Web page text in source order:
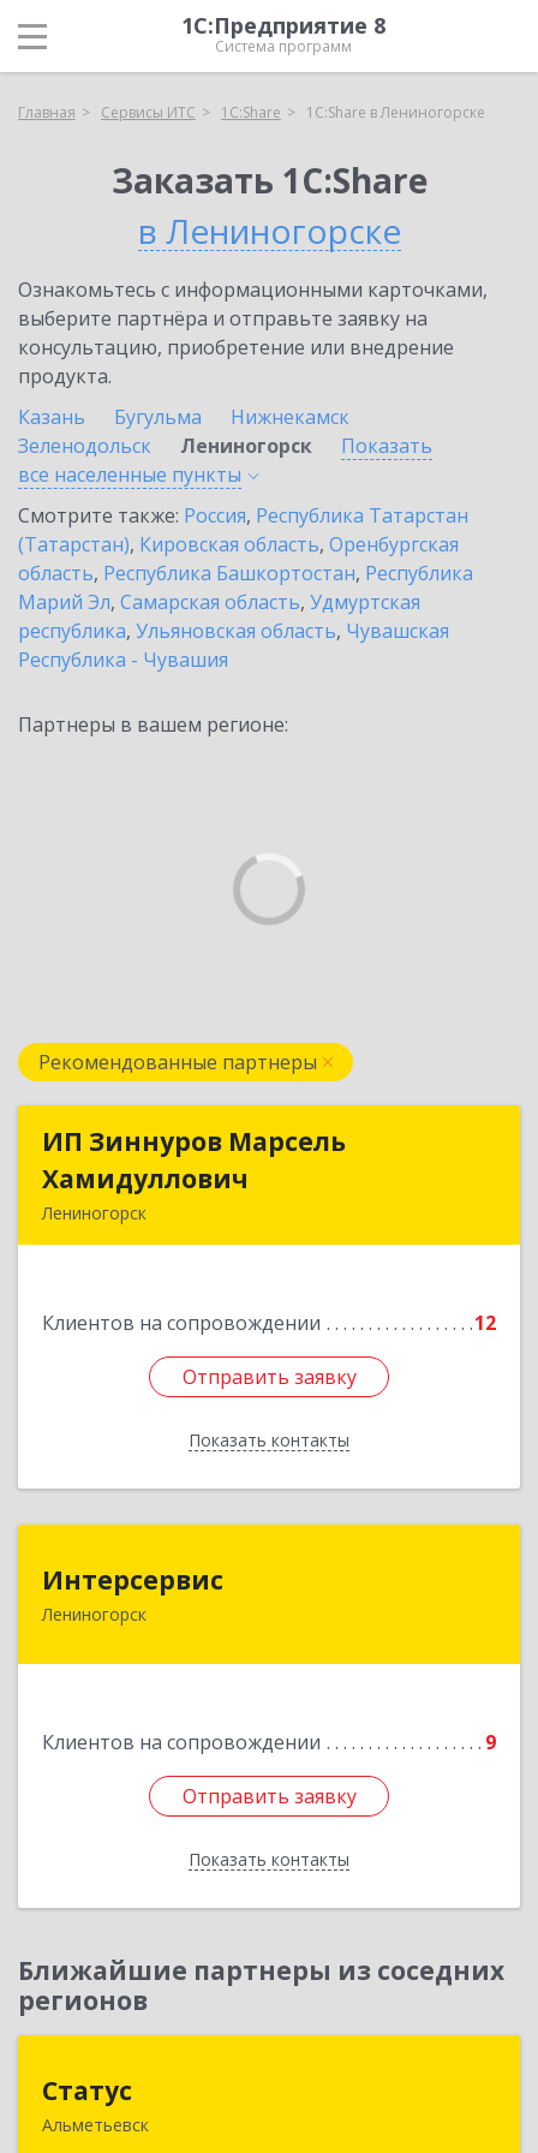
1С:Предприятие 8
Система программ
Главная Сервисы ИТС 1С:Share 1С:Share в Лениногорске
Заказать 1С:Share
в Лениногорске
Ознакомьтесь с информационными карточками,
выберите партнёра и отправьте заявку на
консультацию, приобретение или внедрение
продукта.
Казань
Бугульма
Нижнекамск
Зеленодольск
Лениногорск
Показать
все населенные пункты
Смотрите также: Россия, Республика Татарстан
(Татарстан), Кировская область, Оренбургская
область, Республика Башкортостан, Республика
Марий Эл, Самарская область, Удмуртская
республика, Ульяновская область, Чувашская
Республика - Чувашия
Партнеры в вашем регионе:
Рекомендованные партнеры
ИП Зиннуров Марсель
Хамидуллович
Лениногорск
Клиентов на сопровождении 12
Отправить заявку
Показать контакты
ИП Зиннуров Марсель
Подробнее
Отправить заявку
Назад
Интерсервис
Лениногорск
Клиентов на сопровождении 9
Отправить заявку
Показать контакты
423250, Татарстан Респ, Лениногорск г,
Отправить заявку
Назад
Ближайшие партнеры из соседних
регионов
Статус
Альметьевск
423450, Татарстан Респ, Альметьевск г, Мира